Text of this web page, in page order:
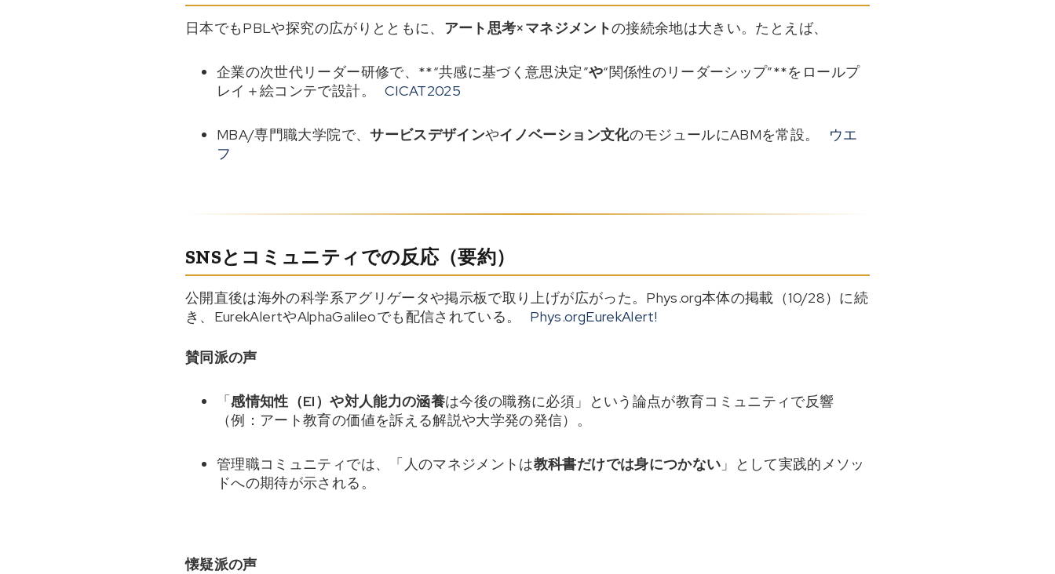
日本でもPBLや探究の広がりとともに、 アート思考×マネジメントの接続余地は大きい。たとえば、
企業の次世代リーダー研修で、**“共感に基づく意思決定”や“関係性のリーダーシップ”**をロールプ
レイ＋絵コンテで設計。
CICAT2025
MBA/専門職大学院で、サービスデザインやイノベーション文化のモジュールにABMを常設。
ウエ
フ
SNSとコミュニティでの反応（要約）
公開直後は海外の科学系アグリゲータや掲示板で取り上げが広がった。Phys.org本体の掲載（10/28）に続
き、EurekAlertやAlphaGalileoでも配信されている。
Phys.orgEurekAlert!
賛同派の声
「感情知性（EI）や対人能力の涵養は今後の職務に必須」という論点が教育コミュニティで反響
（例：アート教育の価値を訴える解説や大学発の発信）。
管理職コミュニティでは、「人のマネジメントは教科書だけでは身につかない 」として実践的メソッ
ドへの期待が示される。
懐疑派の声